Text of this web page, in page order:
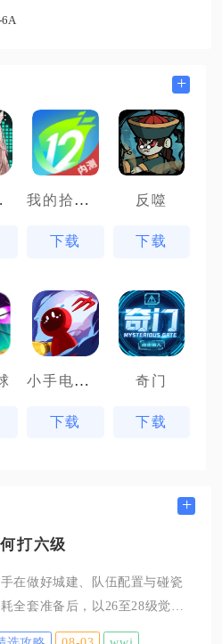
6A
+
服 我的拾贰世界
下载
反噬
下载
小手电大派对
下载
奇门
下载
+
打六级
在做好城建、队伍配置与碰瓷
全套准备后，以26至28级觉醒
主力搭配碰瓷队、清扫队分批